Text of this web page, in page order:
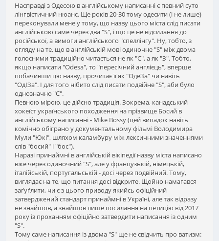
Насправді з Одесою в англійському написанні є певний суто
лінгвістичний нюанс. Ще років 20-30 тому одесити (і не лише)
переконували мене у тому, що назву цього міста слід писати
англійською саме через два "S", і що це не відсилання до
російської, а вимоги англійського "спеллінгу". Ну, тобто, з
огляду на те, що в англійській мові одиночне "S" між двома
голосними традиційно читається не як "С", а як "З". Тобто,
якщо написати "Odesa", то "пересічний англієць", вперше
побачивши цю назву, прочитає її як "ОдеЗа" чи навіть
"ОдІЗа". І для того нібито слід писати подвійне "S", аби було
однозначно "С".
Певною мірою, це дійсно традиція. Зокрема, канадський
хокеїст українського походження на прізвище Босий в
англійському написанні - Mike Bossy (цей випадок навіть
комічно обіграно у документальному фільмі Володимира
Мули "Юкі", шляхом каламбуру між лексичними значеннями
слів "босий" і "бос").
Наразі принаймні в англійській вікіпедії назву міста написано
вже через одиночний "S", але у французькій, німецькій,
італійській, португальській - досі через подвійний. Тому,
виглядає на те, що питання досі відкрите. Щойно намагався
заґуґлити, чи є з цього приводу якийсь офіційний
затверджений стандарт принаймні в Україні, але так відразу
не знайшов, а знайшов лише посилання на петицію від 2017
року із проханням офіційно затвердити написання із одним
"S".
Тому саме написання із двома "S" ще не свідчить про ватизм: